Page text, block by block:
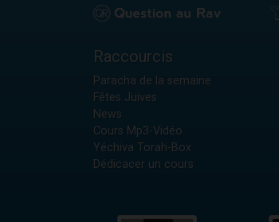
Raccourcis
Paracha de la semaine
Fêtes Juives
News
Cours Mp3-Vidéo
Yéchiva Torah-Box
Dédicacer un cours